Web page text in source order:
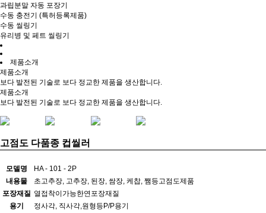
과립분말 자동 포장기
수동 충전기 (특허등록제품)
수동 씰링기
유리병 및 페트 씰링기
제품소개
제품소개
보다 발전된 기술로 보다 정교한 제품을 생산합니다.
제품소개
보다 발전된 기술로 보다 정교한 제품을 생산합니다.
고점도 다품종 컵씰러
모델명
HA - 101 - 2P
내용물
초고추장, 고추장, 된장, 쌈장, 케찹, 쨈등고점도제품
포장재질 열접착이가능한연포장재질
용기
정사각, 직사각,원형등P/P용기